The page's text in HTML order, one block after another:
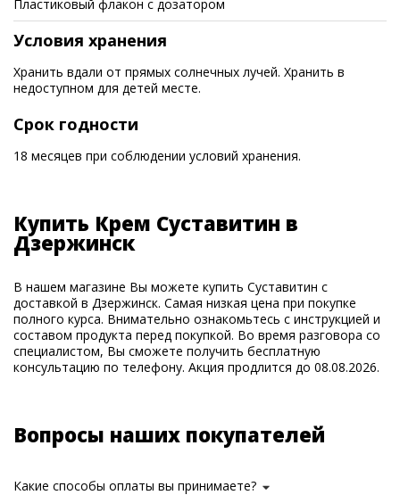
Пластиковый флакон с дозатором
Условия хранения
Хранить вдали от прямых солнечных лучей. Хранить в
недоступном для детей месте.
Срок годности
18 месяцев при соблюдении условий хранения.
Купить Крем Суставитин в
Дзержинск
В нашем магазине Вы можете купить Суставитин с
доставкой в Дзержинск. Самая низкая цена при покупке
полного курса. Внимательно ознакомьтесь с инструкцией и
составом продукта перед покупкой. Во время разговора со
специалистом, Вы сможете получить бесплатную
консультацию по телефону. Акция продлится до 08.08.2026.
Вопросы наших покупателей
Какие способы оплаты вы принимаете?